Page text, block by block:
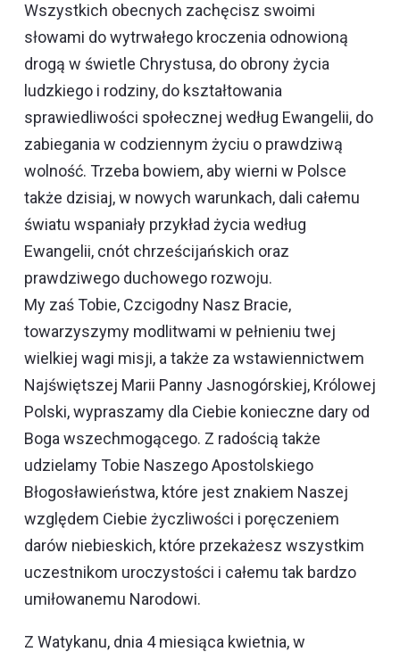
Wszystkich obecnych zachęcisz swoimi
słowami do wytrwałego kroczenia odnowioną
drogą w świetle Chrystusa, do obrony życia
ludzkiego i rodziny, do kształtowania
sprawiedliwości społecznej według Ewangelii, do
zabiegania w codziennym życiu o prawdziwą
wolność. Trzeba bowiem, aby wierni w Polsce
także dzisiaj, w nowych warunkach, dali całemu
światu wspaniały przykład życia według
Ewangelii, cnót chrześcijańskich oraz
prawdziwego duchowego rozwoju.
My zaś Tobie, Czcigodny Nasz Bracie,
towarzyszymy modlitwami w pełnieniu twej
wielkiej wagi misji, a także za wstawiennictwem
Najświętszej Marii Panny Jasnogórskiej, Królowej
Polski, wypraszamy dla Ciebie konieczne dary od
Boga wszechmogącego. Z radością także
udzielamy Tobie Naszego Apostolskiego
Błogosławieństwa, które jest znakiem Naszej
względem Ciebie życzliwości i poręczeniem
darów niebieskich, które przekażesz wszystkim
uczestnikom uroczystości i całemu tak bardzo
umiłowanemu Narodowi.
Z Watykanu, dnia 4 miesiąca kwietnia, w